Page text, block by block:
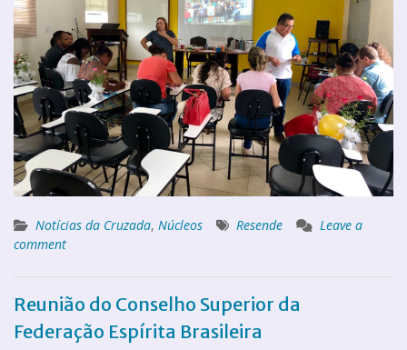
Notícias da Cruzada, Núcleos Resende
Leave a
comment
Reunião do Conselho Superior da
Federação Espírita Brasileira